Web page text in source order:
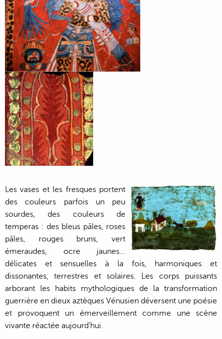
Les vases et les fresques portent
des couleurs parfois un peu
sourdes, des couleurs de
temperas : des bleus pâles, roses
pâles, rouges bruns, vert
émeraudes, ocre jaunes...
délicates et sensuelles à la fois, harmoniques et
dissonantes, terrestres et solaires. Les corps puissants
arborant les habits mythologiques de la transformation
guerrière en dieux aztèques Vénusien déversent une poésie
et provoquent un émerveillement comme une scène
vivante réactée aujourd'hui.